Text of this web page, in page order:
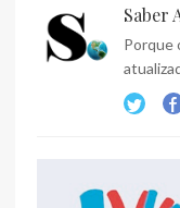
Saber
Porque